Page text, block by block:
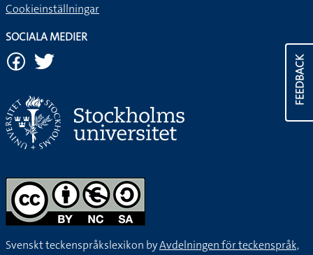
FEEDBACK
Cookieinställningar
SOCIALA MEDIER
Svenskt teckenspråkslexikon byAvdelningen för teckenspråk,